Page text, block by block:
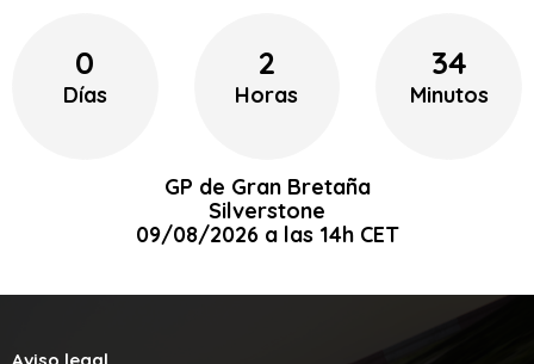
0
Días
2
Horas
34
Minutos
GP de Gran Bretaña
Silverstone
09/08/2026 a las 14h CET
Aviso legal